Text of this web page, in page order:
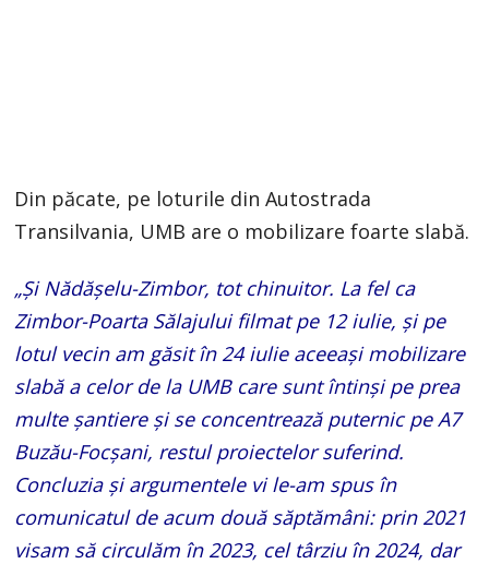
Din păcate, pe loturile din Autostrada
Transilvania, UMB are o mobilizare foarte slabă.
„Și Nădășelu-Zimbor, tot chinuitor. La fel ca
Zimbor-Poarta Sălajului filmat pe 12 iulie, și pe
lotul vecin am găsit în 24 iulie aceeași mobilizare
slabă a celor de la UMB care sunt întinși pe prea
multe șantiere și se concentrează puternic pe A7
Buzău-Focșani, restul proiectelor suferind.
Concluzia și argumentele vi le-am spus în
comunicatul de acum două săptămâni: prin 2021
visam să circulăm în 2023, cel târziu în 2024, dar